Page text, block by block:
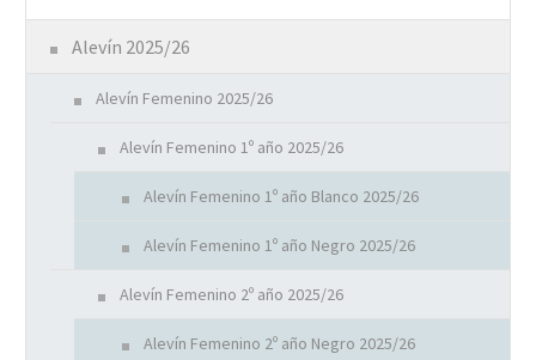
Alevín 2025/26
Alevín Femenino 2025/26
Alevín Femenino 1º año 2025/26
Alevín Femenino 1º año Blanco 2025/26
Alevín Femenino 1º año Negro 2025/26
Alevín Femenino 2º año 2025/26
Alevín Femenino 2º año Negro 2025/26